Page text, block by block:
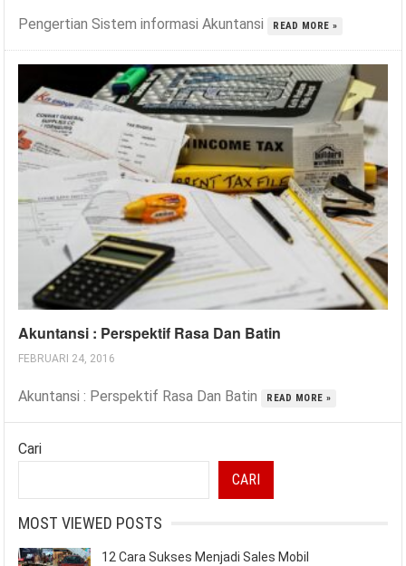
Pengertian Sistem informasi Akuntansi READ MORE »
Akuntansi : Perspektif Rasa Dan Batin
FEBRUARI 24, 2016
Akuntansi : Perspektif Rasa Dan Batin READ MORE »
Cari
CARI
MOST VIEWED POSTS
12 Cara Sukses Menjadi Sales Mobil